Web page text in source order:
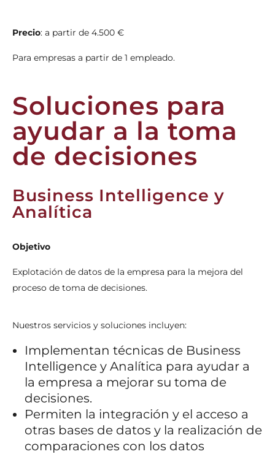
Precio: a partir de 4.500 €
Para empresas a partir de 1 empleado.
Soluciones para
ayudar a la toma
de decisiones
Business Intelligence y
Analítica
Objetivo
Explotación de datos de la empresa para la mejora del
proceso de toma de decisiones.
Nuestros servicios y soluciones incluyen:
Implementan técnicas de Business
Intelligence y Analítica para ayudar a
la empresa a mejorar su toma de
decisiones.
Permiten la integración y el acceso a
otras bases de datos y la realización de
comparaciones con los datos